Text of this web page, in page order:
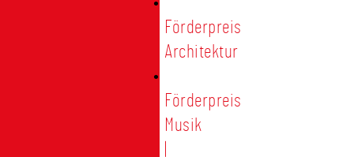
Förderpreis
Architektur
Förderpreis
Musik